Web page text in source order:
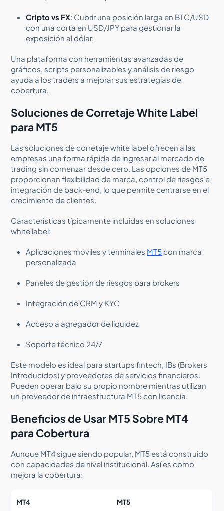
Cripto vs FX: Cubrir una posición larga en BTC/USD
con una corta en USD/JPY para gestionar la
exposición al dólar.
Una plataforma con herramientas avanzadas de
gráficos, scripts personalizables y análisis de riesgo
ayuda a los traders a mejorar sus estrategias de
cobertura.
Soluciones de Corretaje White Label
para MT5
Las soluciones de corretaje white label ofrecen a las
empresas una forma rápida de ingresar al mercado de
trading sin comenzar desde cero. Las opciones de MT5
proporcionan flexibilidad de marca, control de riesgos e
integración de back-end, lo que permite centrarse en el
crecimiento de clientes.
Características típicamente incluidas en soluciones
white label:
Aplicaciones móviles y terminales MT5 con marca
personalizada
Paneles de gestión de riesgos para brokers
Integración de CRM y KYC
Acceso a agregador de liquidez
Soporte técnico 24/7
Este modelo es ideal para startups fintech, IBs (Brokers
Introducidos) y proveedores de servicios financieros.
Pueden operar bajo su propio nombre mientras utilizan
un proveedor de infraestructura MT5 con licencia.
Beneficios de Usar MT5 Sobre MT4
para Cobertura
Aunque MT4 sigue siendo popular, MT5 está construido
con capacidades de nivel institucional. Así es como
mejora la cobertura:
MT4 MT5